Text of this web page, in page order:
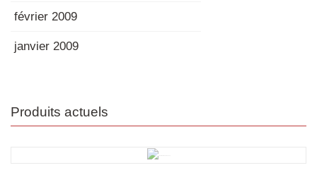
février 2009
janvier 2009
Produits actuels